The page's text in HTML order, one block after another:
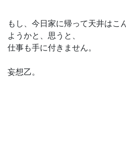
もし、今日家に帰って天井はこ
ようかと、思うと、
仕事も手に付きません。
妄想乙。